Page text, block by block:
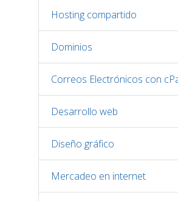
Hosting compartido
Dominios
Correos Electrónicos con
Desarrollo web
Diseño gráfico
Mercadeo en internet